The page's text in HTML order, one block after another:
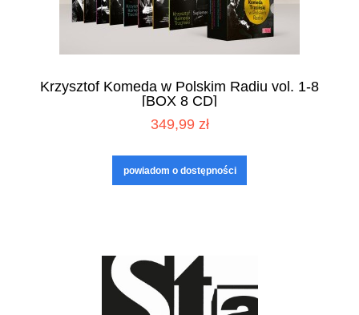
Krzysztof Komeda w Polskim Radiu vol. 1-8
[BOX 8 CD]
349,99 zł
powiadom o dostępności